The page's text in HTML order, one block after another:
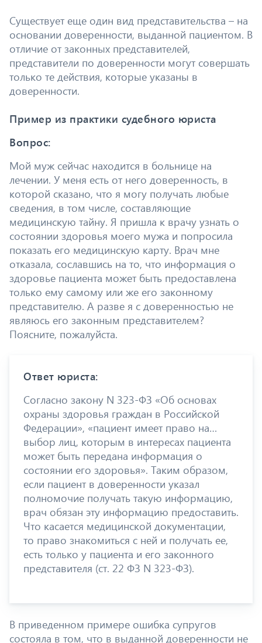
Существует еще один вид представительства – на
основании доверенности, выданной пациентом. В
отличие от законных представителей,
представители по доверенности могут совершать
только те действия, которые указаны в
доверенности.
Пример из практики судебного юриста
Вопрос:
Мой муж сейчас находится в больнице на
лечении. У меня есть от него доверенность, в
которой сказано, что я могу получать любые
сведения, в том числе, составляющие
медицинскую тайну. Я пришла к врачу узнать о
состоянии здоровья моего мужа и попросила
показать его медицинскую карту. Врач мне
отказала, сославшись на то, что информация о
здоровье пациента может быть предоставлена
только ему самому или же его законному
представителю. А разве я с доверенностью не
являюсь его законным представителем?
Поясните, пожалуйста.
Ответ юриста:
Согласно закону N 323-ФЗ «Об основах
охраны здоровья граждан в Российской
Федерации», «пациент имеет право на…
выбор лиц, которым в интересах пациента
может быть передана информация о
состоянии его здоровья». Таким образом,
если пациент в доверенности указал
полномочие получать такую информацию,
врач обязан эту информацию предоставить.
Что касается медицинской документации,
то право знакомиться с ней и получать ее,
есть только у пациента и его законного
представителя (ст. 22 ФЗ N 323-ФЗ).
В приведенном примере ошибка супругов
состояла в том, что в выданной доверенности не